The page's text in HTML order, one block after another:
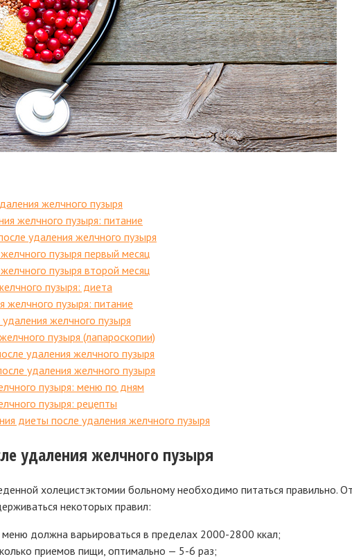
желчного пузыря
желчного пузыря: питание
удаления желчного пузыря
пузыря первый месяц
пузыря второй месяц
пузыря: диета
желчного пузыря: питание
желчного пузыря
пузыря (лапароскопии)
удаления желчного пузыря
удаления желчного пузыря
пузыря: меню по дням
пузыря: рецепты
диеты после удаления желчного пузыря
удаления желчного пузыря
холецистэктомии больному необходимо питаться правильно.
некоторых правил:
меню должна варьироваться в пределах 2000-2800 ккал;
приемов пищи, оптимально — 5-6 раз;